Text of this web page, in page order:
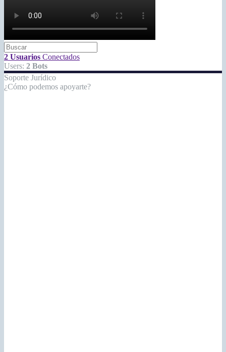
2 Usuarios Conectados
Users: 2 Bots
Soporte Jurídico
¿Cómo podemos apoyarte?